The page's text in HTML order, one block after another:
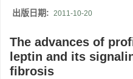
出版日期: 2011-10-20
The advances of
leptin and its
fibrosis